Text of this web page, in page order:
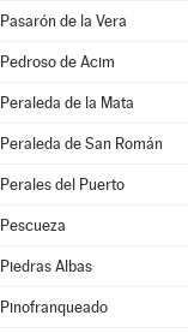
Pasarón de la Vera
Pedroso de Acim
Peraleda de la Mata
Peraleda de San Román
Perales del Puerto
Pescueza
Piedras Albas
Pinofranqueado